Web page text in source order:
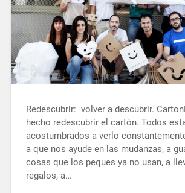
Redescubrir: volver a descubrir.
hecho redescubrir el cartón. Todos
acostumbrados a verlo
a que nos ayude en las mudanzas, a
cosas que los peques ya no usan, a
regalos, a…